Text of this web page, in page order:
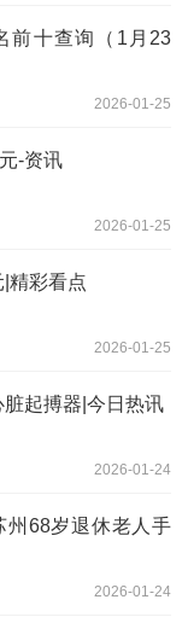
前十查询（1月23
2026-01-25
-资讯
2026-01-25
精彩看点
2026-01-25
脏起搏器|今日热讯
2026-01-24
州68岁退休老人手
2026-01-24